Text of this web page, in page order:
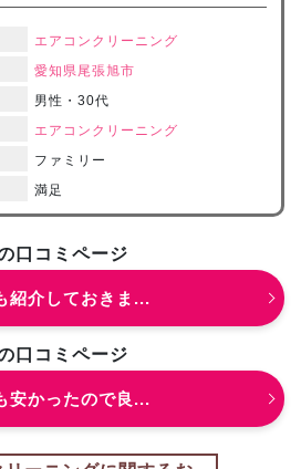
エアコンクリーニング
愛知県尾張旭市
男性・30代
エアコンクリーニング
ファミリー
満足
口コミページ
紹介しておきま...
口コミページ
安かったので良...